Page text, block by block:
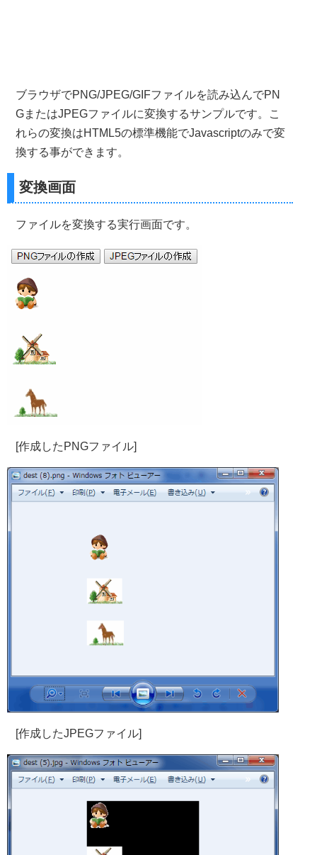
ブラウザでPNG/JPEG/GIFファイルを読み込んでPN
GまたはJPEGファイルに変換するサンプルです。こ
れらの変換はHTML5の標準機能でJavascriptのみで変
換する事ができます。
変換画面
ファイルを変換する実行画面です。
[作成したPNGファイル]
[作成したJPEGファイル]